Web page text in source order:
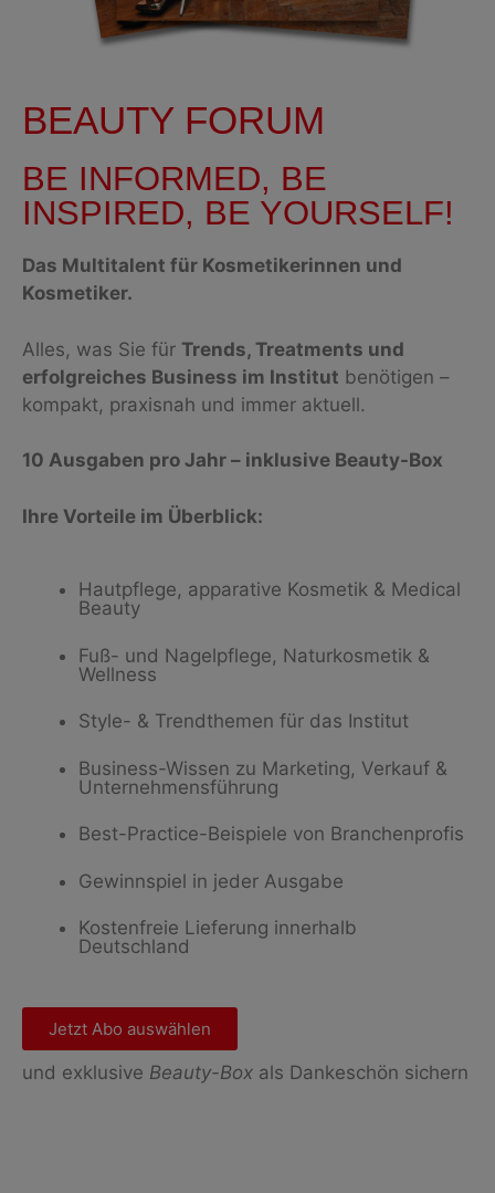
BEAUTY FORUM
BE INFORMED, BE
INSPIRED, BE YOURSELF!
Das Multitalent für Kosmetikerinnen und
Kosmetiker.
Alles, was Sie für Trends, Treatments und
erfolgreiches Business im Institut benötigen –
kompakt, praxisnah und immer aktuell.
10 Ausgaben pro Jahr – inklusive Beauty-Box
Ihre Vorteile im Überblick:
Hautpflege, apparative Kosmetik & Medical
Beauty
Fuß- und Nagelpflege, Naturkosmetik &
Wellness
Style- & Trendthemen für das Institut
Business-Wissen zu Marketing, Verkauf &
Unternehmensführung
Best-Practice-Beispiele von Branchenprofis
Gewinnspiel in jeder Ausgabe
Kostenfreie Lieferung innerhalb
Deutschland
Jetzt Abo auswählen
und exklusive Beauty-Box als Dankeschön sichern